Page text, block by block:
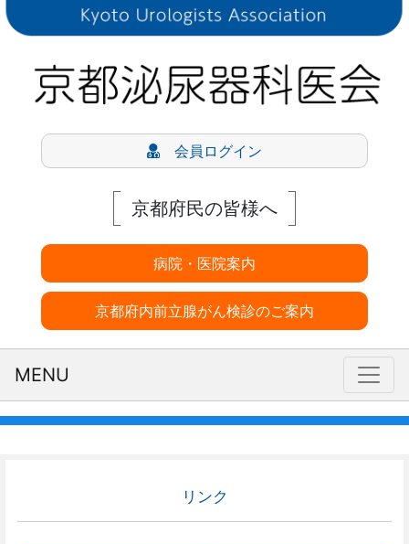
会員ログイン
京都府民の皆様へ
病院・医院案内
京都府内前立腺がん検診のご案内
MENU
リンク